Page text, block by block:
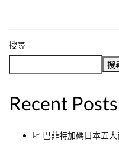
搜尋
搜
Recent Posts
📈 巴菲特加碼日本五